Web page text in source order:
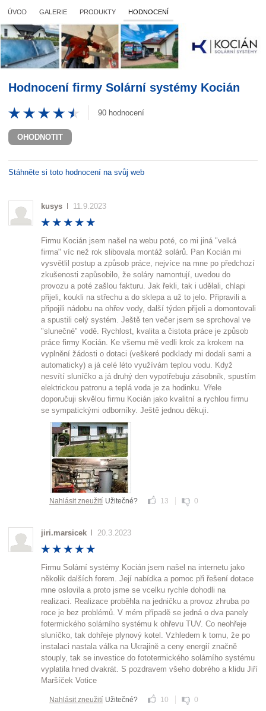
ÚVOD GALERIE PRODUKTY HODNOCENÍ
Hodnocení firmy Solární systémy Kocián
90 hodnocení
OHODNOTIT
Stáhněte si toto hodnocení na svůj web
kusys 11.9.2023
Firmu Kocián jsem našel na webu poté, co mi jiná "velká
firma" víc než rok slibovala montáž solárů. Pan Kocián mi
vysvětlil postup a způsob práce, nejvíce na mne po předchozí
zkušenosti zapůsobilo, že soláry namontují, uvedou do
provozu a poté zašlou fakturu. Jak řekli, tak i udělali, chlapi
přijeli, koukli na střechu a do sklepa a už to jelo. Připravili a
připojili nádobu na ohřev vody, další týden přijeli a domontovali
a spustili celý systém. Ještě ten večer jsem se sprchoval ve
"slunečné" vodě. Rychlost, kvalita a čistota práce je způsob
práce firmy Kocián. Ke všemu mě vedli krok za krokem na
vyplnění žádosti o dotaci (veškeré podklady mi dodali sami a
automaticky) a já celé léto využívám teplou vodu. Když
nesvítí sluníčko a já druhý den vypotřebuju zásobník, spustím
elektrickou patronu a teplá voda je za hodinku. Vřele
doporučuji skvělou firmu Kocián jako kvalitní a rychlou firmu
se sympatickými odborníky. Ještě jednou děkuji.
Nahlásit zneužití Užitečné? 13 0
jiri.marsicek 20.3.2023
Firmu Solární systémy Kocián jsem našel na internetu jako
několik dalších forem. Její nabídka a pomoc při řešení dotace
mne oslovila a proto jsme se vcelku rychle dohodli na
realizaci. Realizace proběhla na jedničku a provoz zhruba po
roce je bez problémů. V mém případě se jedná o dva panely
fotermického solárního systému k ohřevu TUV. Co neohřeje
sluníčko, tak dohřeje plynový kotel. Vzhledem k tomu, že po
instalaci nastala válka na Ukrajině a ceny energií značně
stouply, tak se investice do fototermického solárního systému
vyplatila hned dvakrát. S pozdravem všeho dobrého a klidu Jiří
Maršíček Votice
Nahlásit zneužití Užitečné? 10 0